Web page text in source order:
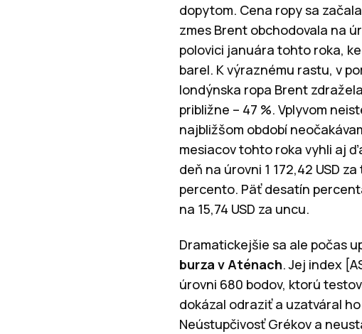
dopytom. Cena ropy sa
zmes Brent obchodovala na
polovici januára tohto roka,
barel. K výraznému rastu, v
londýnska ropa Brent
približne – 47 %. Vplyvom
najbližšom období
mesiacov tohto roka vyhli aj
deň na úrovni 1 172,42 USD
percento. Päť desatín
na 15,74 USD za uncu.
Dramatickejšie sa ale počas
burza v Aténach. Jej index
úrovni 680 bodov, ktorú
dokázal odraziť a uzatváral
Neústupčivosť Grékov a